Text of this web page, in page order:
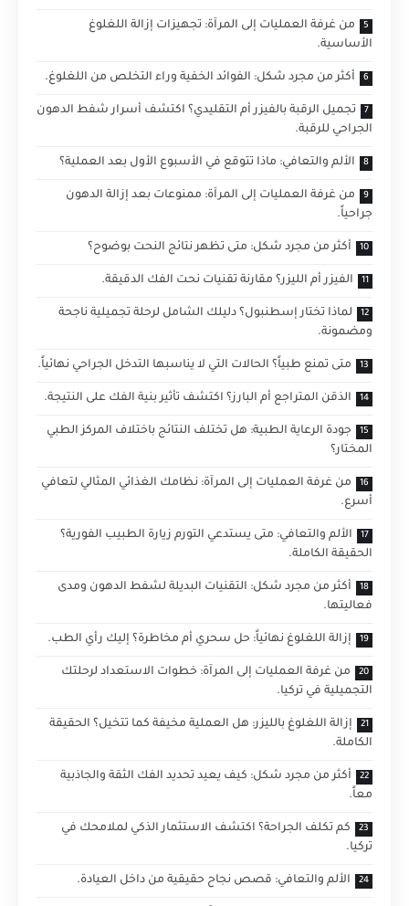
من غرفة العمليات إلى المرآة: تجهيزات إزالة اللغلوغ
الأساسية.
أكثر من مجرد شكل: الفوائد الخفية وراء التخلص من اللغلوغ.
تجميل الرقبة بالفيزر أم التقليدي؟ اكتشف أسرار شفط الدهون
الجراحي للرقبة.
الألم والتعافي: ماذا تتوقع في الأسبوع الأول بعد العملية؟
من غرفة العمليات إلى المرآة: ممنوعات بعد إزالة الدهون
جراحياً.
أكثر من مجرد شكل: متى تظهر نتائج النحت بوضوح؟
الفيزر أم الليزر؟ مقارنة تقنيات نحت الفك الدقيقة.
لماذا تختار إسطنبول؟ دليلك الشامل لرحلة تجميلية ناجحة
ومضمونة.
متى تمنع طبياً؟ الحالات التي لا يناسبها التدخل الجراحي نهائياً.
الذقن المتراجع أم البارز؟ اكتشف تأثير بنية الفك على النتيجة.
جودة الرعاية الطبية: هل تختلف النتائج باختلاف المركز الطبي
المختار؟
من غرفة العمليات إلى المرآة: نظامك الغذائي المثالي لتعافي
أسرع.
الألم والتعافي: متى يستدعي التورم زيارة الطبيب الفورية؟
الحقيقة الكاملة.
أكثر من مجرد شكل: التقنيات البديلة لشفط الدهون ومدى
فعاليتها.
إزالة اللغلوغ نهائياً: حل سحري أم مخاطرة؟ إليك رأي الطب.
من غرفة العمليات إلى المرآة: خطوات الاستعداد لرحلتك
التجميلية في تركيا.
إزالة اللغلوغ بالليزر: هل العملية مخيفة كما تتخيل؟ الحقيقة
الكاملة.
أكثر من مجرد شكل: كيف يعيد تحديد الفك الثقة والجاذبية
معاً.
كم تكلف الجراحة؟ اكتشف الاستثمار الذكي لملامحك في
تركيا.
الألم والتعافي: قصص نجاح حقيقية من داخل العيادة.